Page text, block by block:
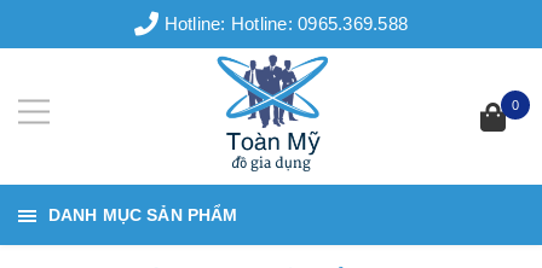
Hotline: Hotline: 0965.369.588
0
DANH MỤC SẢN PHẨM